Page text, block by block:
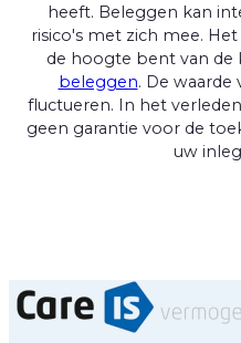
heeft. Beleggen kan
risico's met zich mee.
de hoogte bent van de
beleggen. De
fluctueren. In het
geen garantie voor de
uw